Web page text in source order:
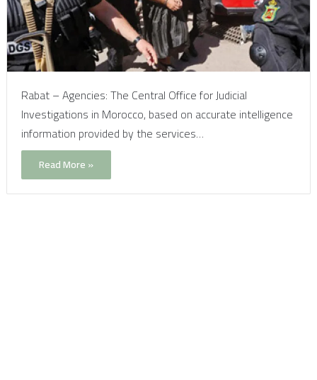
Rabat – Agencies: The Central Office for Judicial
Investigations in Morocco, based on accurate intelligence
information provided by the services…
Read More »